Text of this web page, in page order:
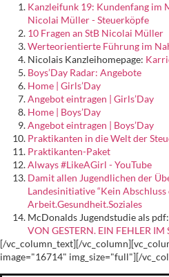
Kanzleifunk 19: Kundenfang im
Nicolai Müller - Steuerköpfe
10 Fragen an StB Nicolai Müller
Werteorientierte Führung im
Nicolais Kanzleihomepage:
Boys’Day Radar: Angebote
Home | Girls’Day
Angebot eintragen | Girls’Day
Home | Boys’Day
Angebot eintragen | Boys’Day
Praktikanten in die Welt der
Praktikanten-Paket
Always #LikeAGirl - YouTube
Damit allen Jugendlichen der
Landesinitiative “Kein Abschluss
Arbeit.Gesundheit.Soziales
McDonalds Jugendstudie als pdf:
VON GESTERN. EIN FEHLER IM
[/vc_column_text][/
image="16714" img_size="full"][/